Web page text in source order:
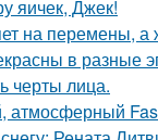
яичек, Джек!
на перемены,
в разные
черты лица.
атмосферный